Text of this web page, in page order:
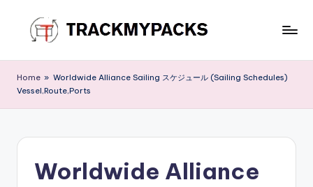
content
r
a
M
Home » Worldwide Alliance Sailing スケジュール (Sailing Schedules)
Vessel,Route,Ports
Worldwide Alliance